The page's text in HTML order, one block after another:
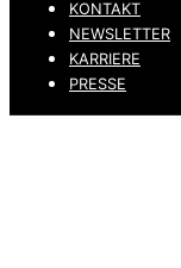
KONTAKT
NEWSLETTER
KARRIERE
PRESSE